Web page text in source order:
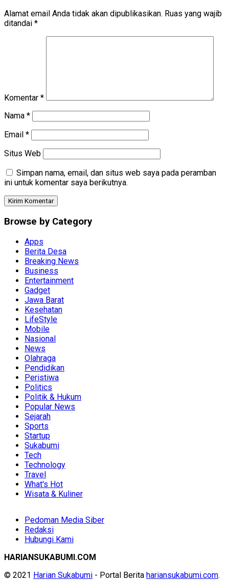
Alamat email Anda tidak akan dipublikasikan. Ruas yang wajib
ditandai *
Komentar *
Nama *
Email *
Situs Web
Simpan nama, email, dan situs web saya pada peramban
ini untuk komentar saya berikutnya.
Browse by Category
Apps
Berita Desa
Breaking News
Business
Entertainment
Gadget
Jawa Barat
Kesehatan
LifeStyle
Mobile
Nasional
News
Olahraga
Pendidikan
Peristiwa
Politics
Politik & Hukum
Popular News
Sejarah
Sports
Startup
Sukabumi
Tech
Technology
Travel
What's Hot
Wisata & Kuliner
Pedoman Media Siber
Redaksi
Hubungi Kami
HARIANSUKABUMI.COM
© 2021 Harian Sukabumi - Portal Berita hariansukabumi.com.